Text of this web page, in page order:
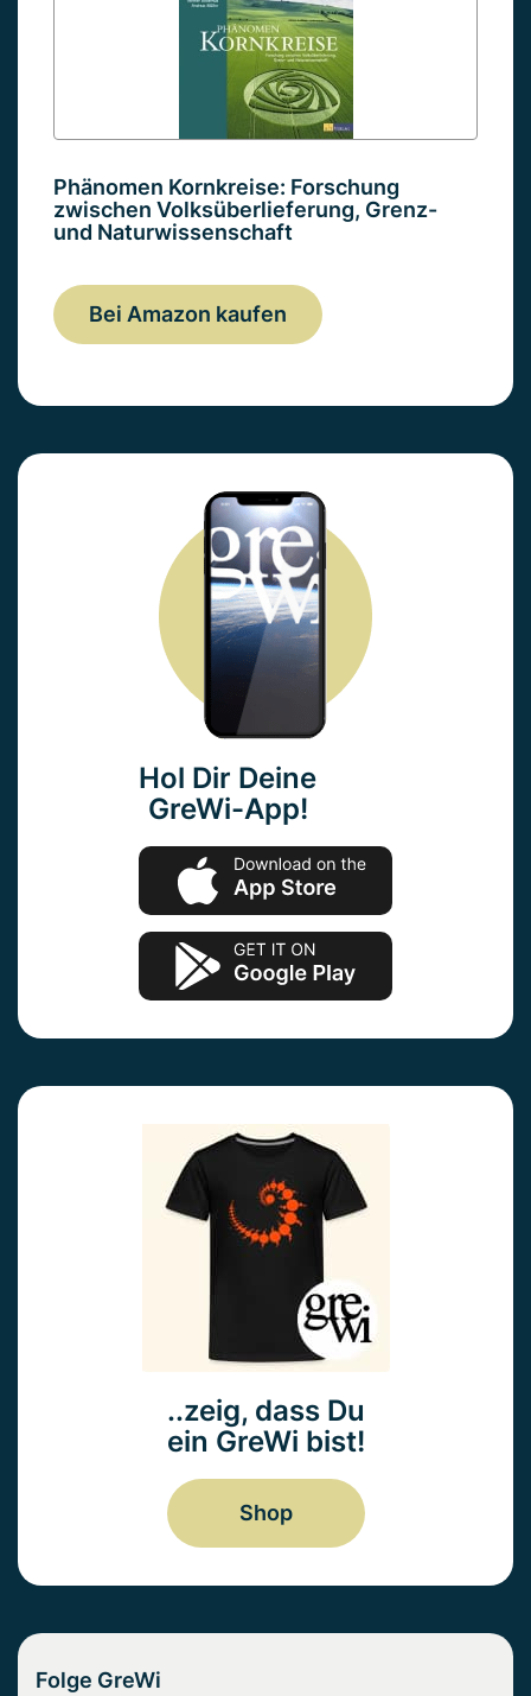
Phänomen Kornkreise: Forschung
zwischen Volksüberlieferung, Grenz-
und Naturwissenschaft
Bei Amazon kaufen
Hol Dir Deine
GreWi-App!
..zeig, dass Du
ein GreWi bist!
Shop
Folge GreWi